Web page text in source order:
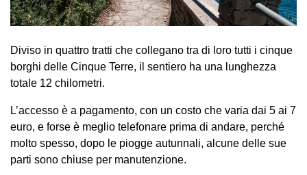
Diviso in quattro tratti che collegano tra di loro tutti i cinque
borghi delle Cinque Terre, il sentiero ha una lunghezza
totale 12 chilometri.
L’accesso è a pagamento, con un costo che varia dai 5 ai 7
euro, e forse è meglio telefonare prima di andare, perché
molto spesso, dopo le piogge autunnali, alcune delle sue
parti sono chiuse per manutenzione.